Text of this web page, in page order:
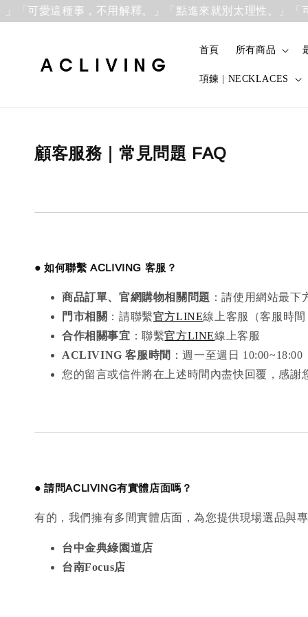
可愛這種事，不用解釋。」 「點進來就別太理性。」「可
首頁 所有商品
項鍊 | NECKLACES
顧客服務｜常見問題 FAQ
●如何聯繫 ACLIVING 客服？
商品訂單、官網購物相關問題 ：請使用網站最
門市相關 ：請聯繫官方LINE線上客服（客服時
合作相關事宜 ：聯繫官方LINE線上客服
ACLIVING 客服時間 ：週一至週日 10:00~18:00
您的留言或信件將在上述時間內盡快回覆，感謝
●請問ACLIVING有實體店面嗎？
有的，我們擁有多間實體店面，為您提供現場選品與
台中金典綠園道店
台南Focus店